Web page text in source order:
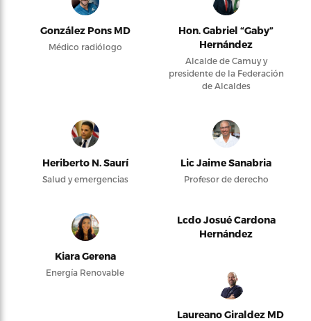
González Pons MD
Médico radiólogo
Hon. Gabriel “Gaby”
Hernández
Alcalde de Camuy y
presidente de la Federación
de Alcaldes
Heriberto N. Saurí
Salud y emergencias
Lic Jaime Sanabria
Profesor de derecho
Kiara Gerena
Energía Renovable
Lcdo Josué Cardona
Hernández
Laureano Giraldez MD